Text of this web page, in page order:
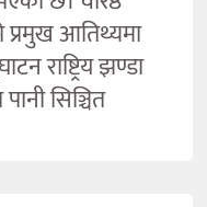
आतिथ्यमा
राष्ट्रिय झण्डा
सिञ्चित